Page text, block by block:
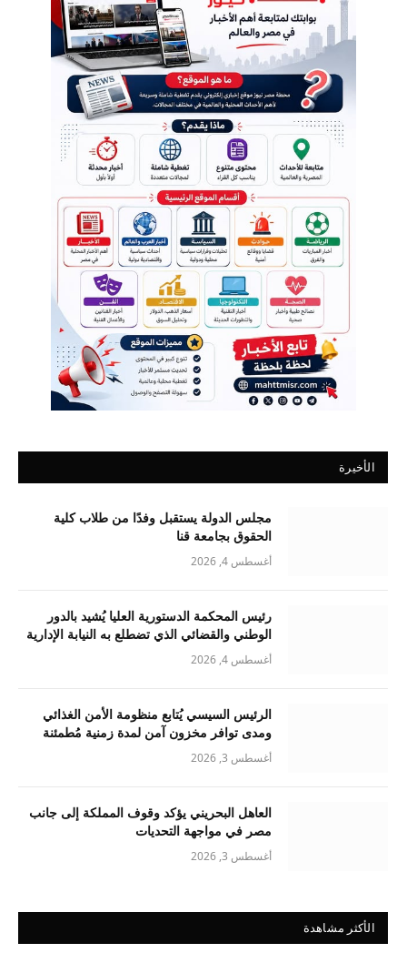
الأخيرة
مجلس الدولة يستقبل وفدًا من طلاب كلية
الحقوق بجامعة قنا
أغسطس 4, 2026
رئيس المحكمة الدستورية العليا يُشيد بالدور
الوطني والقضائي الذي تضطلع به النيابة الإدارية
أغسطس 4, 2026
الرئيس السيسي يُتابع منظومة الأمن الغذائي
ومدى توافر مخزون آمن لمدة زمنية مُطمئنة
أغسطس 3, 2026
العاهل البحريني يؤكد وقوف المملكة إلى جانب
مصر في مواجهة التحديات
أغسطس 3, 2026
الأكثر مشاهدة